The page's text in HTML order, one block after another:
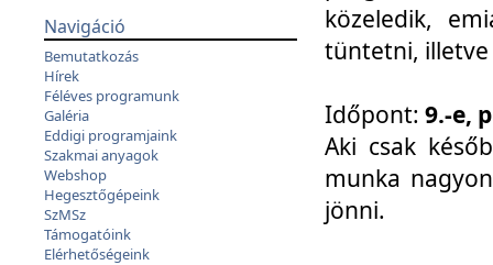
Navigáció
Bemutatkozás
Hírek
Féléves programunk
Galéria
Eddigi programjaink
Szakmai anyagok
Webshop
Hegesztőgépeink
SzMSz
Támogatóink
Elérhetőségeink
közeledik,
tüntetni, illetve
Időpont: 9.-e,
Aki csak
munka
jönni.